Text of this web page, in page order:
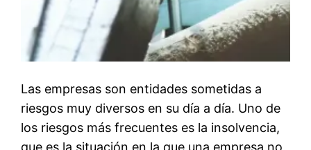
Las empresas son entidades sometidas a
riesgos muy diversos en su día a día. Uno de
los riesgos más frecuentes es la insolvencia,
que es la situación en la que una empresa no